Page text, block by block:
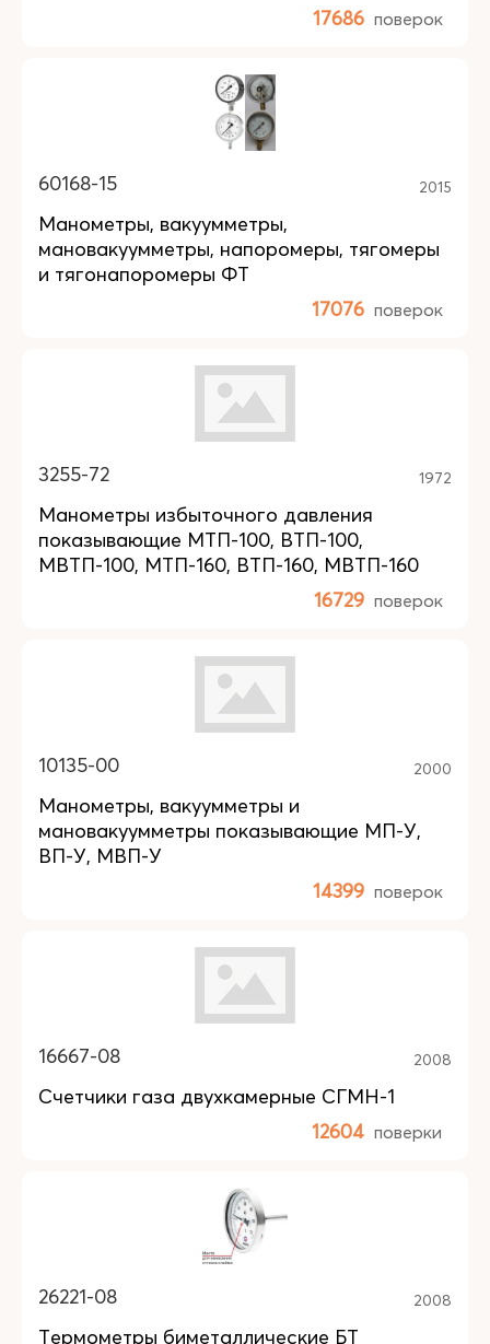
17686 поверок
60168-15 2015
Манометры, вакуумметры,
мановакуумметры, напоромеры, тягомеры
и тягонапоромеры ФТ
17076 поверок
3255-72 1972
Манометры избыточного давления
показывающие МТП-100, ВТП-100,
МВТП-100, МТП-160, ВТП-160, МВТП-160
16729 поверок
10135-00 2000
Манометры, вакуумметры и
мановакуумметры показывающие МП-У,
ВП-У, МВП-У
14399 поверок
16667-08 2008
Счетчики газа двухкамерные СГМН-1
12604 поверки
26221-08 2008
Термометры биметаллические БТ